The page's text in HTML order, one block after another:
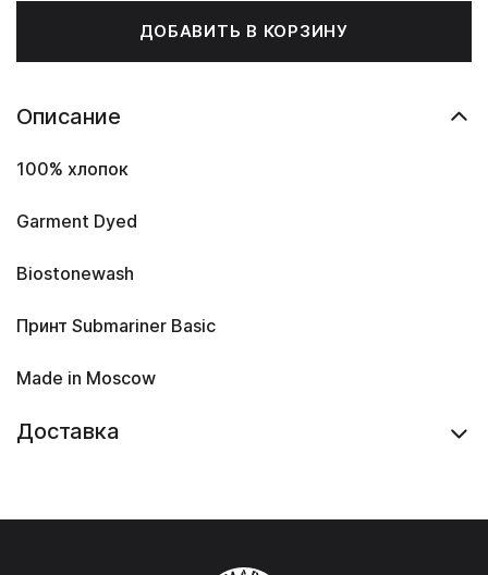
ДОБАВИТЬ В КОРЗИНУ
Описание
100% хлопок
Garment Dyed
Biostonewash
Принт Submariner Basic
Made in Moscow
Доставка